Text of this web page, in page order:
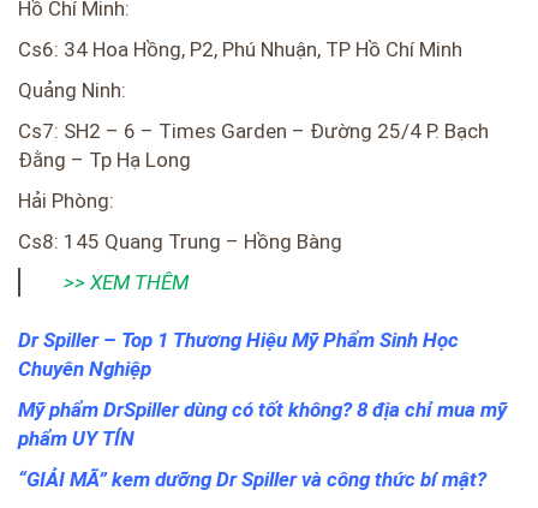
Hồ Chí Minh:
Cs6: 34 Hoa Hồng, P2, Phú Nhuận, TP Hồ Chí Minh
Quảng Ninh:
Cs7: SH2 – 6 – Times Garden – Đường 25/4 P. Bạch
Đằng – Tp Hạ Long
Hải Phòng:
Cs8: 145 Quang Trung – Hồng Bàng
>> XEM THÊM
Dr Spiller – Top 1 Thương Hiệu Mỹ Phẩm Sinh Học
Chuyên Nghiệp
Mỹ phẩm DrSpiller dùng có tốt không? 8 địa chỉ mua mỹ
phẩm UY TÍN
“GIẢI MÃ” kem dưỡng Dr Spiller và công thức bí mật?